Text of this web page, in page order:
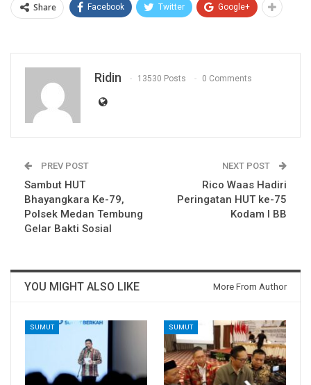
Share Facebook Twitter Google+
Ridin 13530 Posts 0 Comments
PREV POST
Sambut HUT
Bhayangkara Ke-79,
Polsek Medan Tembung
Gelar Bakti Sosial
NEXT POST
Rico Waas Hadiri
Peringatan HUT ke-75
Kodam I BB
YOU MIGHT ALSO LIKE More From Author
SUMUT SUMUT